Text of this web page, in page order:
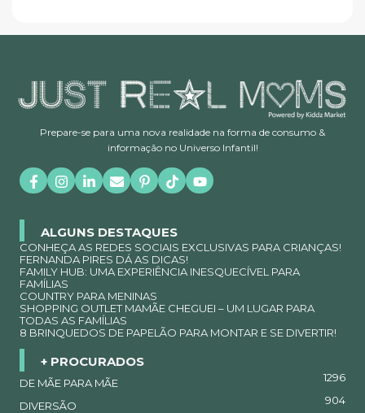
Prepare-se para uma nova realidade na forma de consumo &
informação no Universo Infantil!
ALGUNS DESTAQUES
CONHEÇA AS REDES SOCIAIS EXCLUSIVAS PARA CRIANÇAS!
FERNANDA PIRES DÁ AS DICAS!
FAMILY HUB: UMA EXPERIÊNCIA INESQUECÍVEL PARA
FAMÍLIAS
COUNTRY PARA MENINAS
SHOPPING OUTLET MAMÃE CHEGUEI – UM LUGAR PARA
TODAS AS FAMÍLIAS
8 BRINQUEDOS DE PAPELÃO PARA MONTAR E SE DIVERTIR!
+ PROCURADOS
DE MÃE PARA MÃE 1296
DIVERSÃO 904